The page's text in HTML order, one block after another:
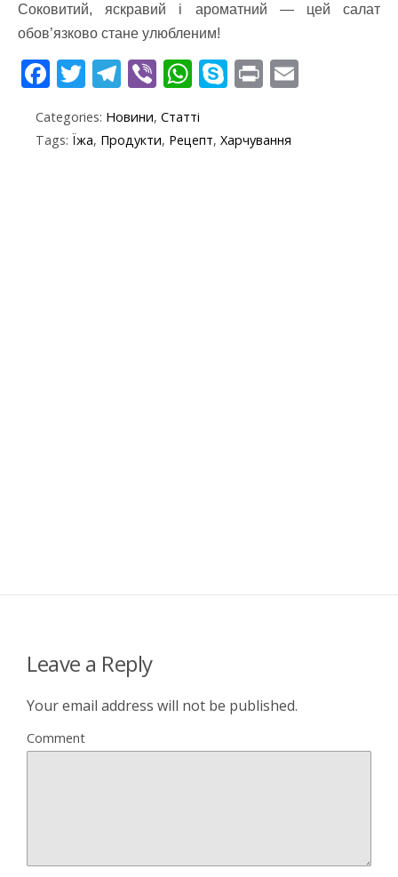
Соковитий, яскравий і ароматний — цей салат
обов’язково стане улюбленим!
F
e
b
T
itt
er
T
e
gr
Vi
er
W
at
S
y
p
Pr
t
Categories: Новини, Статті
Tags: Їжа, Продукти, Рецепт, Харчування
Leave a Reply
Your email address will not be published.
Comment